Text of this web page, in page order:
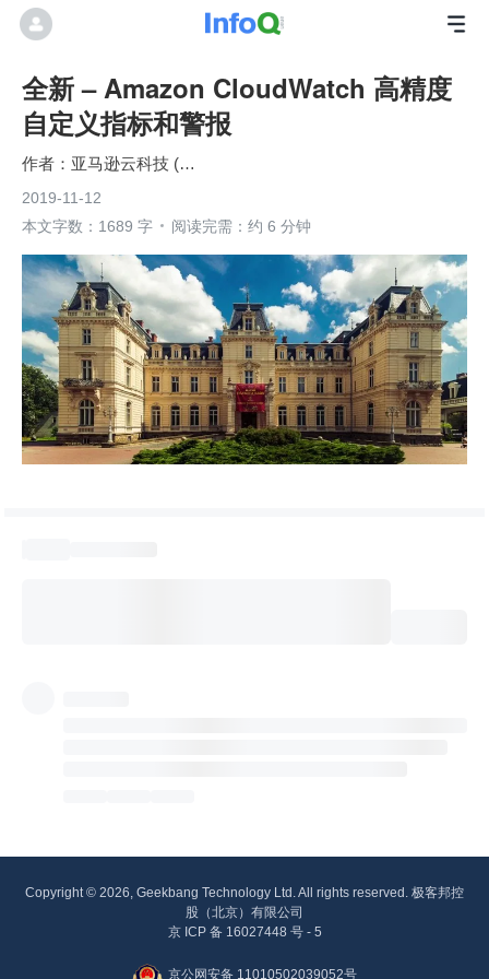
全新 – Amazon CloudWatch 高精度
自定义指标和警报
亚马逊云科技 (Amazon Web Services）
2019-11-12
本文字数：1689 字
阅读完需：约 6 分钟
Copyright © 2026, Geekbang Technology Ltd. All rights reserved. 极客邦控
股（北京）有限公司
京 ICP 备 16027448 号 - 5
京公网安备 11010502039052号